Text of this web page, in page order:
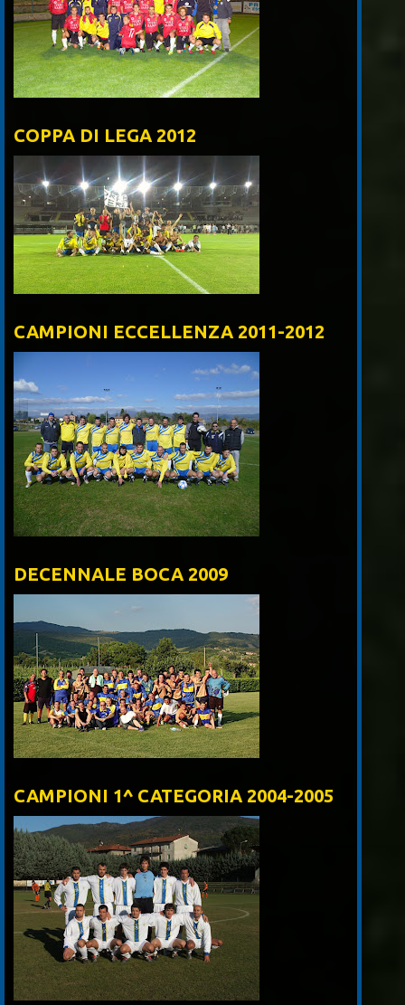
COPPA DI LEGA 2012
CAMPIONI ECCELLENZA 2011-2012
DECENNALE BOCA 2009
CAMPIONI 1^ CATEGORIA 2004-2005